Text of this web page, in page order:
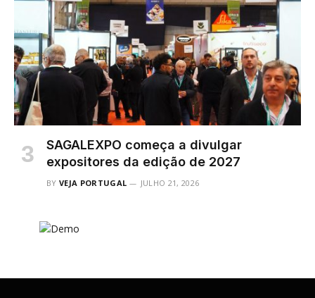
SAGALEXPO começa a divulgar
expositores da edição de 2027
BY VEJA PORTUGAL JULHO 21, 2026